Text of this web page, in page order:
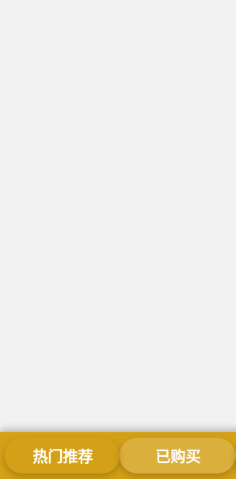
热门推荐 已购买